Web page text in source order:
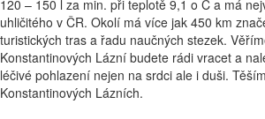
120 – 150 l za min. při teplotě 9,1 o C a má
uhličitého v ČR. Okolí má více jak 450 km
turistických tras a řadu naučných stezek.
Konstantinových Lázní budete rádi vracet a
léčivé pohlazení nejen na srdci ale i duši.
Konstantinových Lázních.